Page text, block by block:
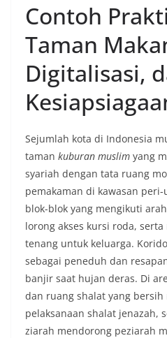
Contoh
Taman
Digitalisasi,
Sejumlah kota di Indonesia
taman kuburan muslim yang
syariah dengan tata ruang
pemakaman di kawasan
blok-blok yang mengikuti
lorong akses kursi roda,
tenang untuk keluarga.
sebagai peneduh dan
banjir saat hujan deras. Di
dan ruang shalat yang bersih
pelaksanaan shalat jenazah,
ziarah mendorong peziarah